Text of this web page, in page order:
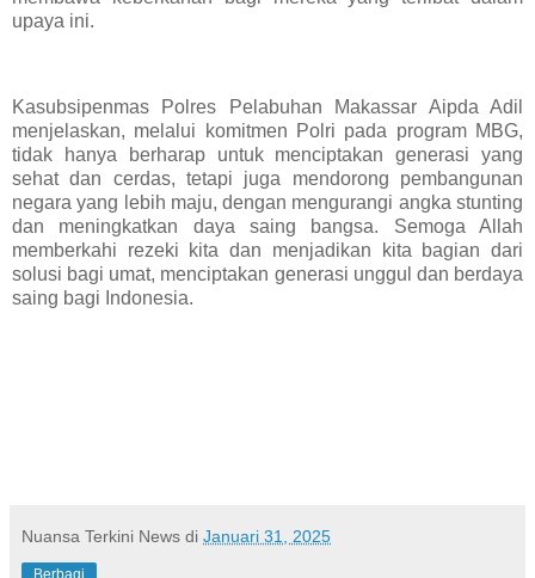
upaya ini.
Kasubsipenmas Polres Pelabuhan Makassar Aipda Adil
menjelaskan, melalui komitmen Polri pada program MBG,
tidak hanya berharap untuk menciptakan generasi yang
sehat dan cerdas, tetapi juga mendorong pembangunan
negara yang lebih maju, dengan mengurangi angka stunting
dan meningkatkan daya saing bangsa. Semoga Allah
memberkahi rezeki kita dan menjadikan kita bagian dari
solusi bagi umat, menciptakan generasi unggul dan berdaya
saing bagi Indonesia.
Nuansa Terkini News di Januari 31, 2025